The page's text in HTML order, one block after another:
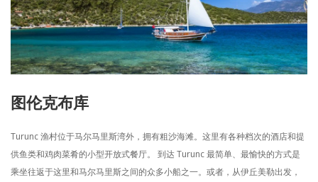
图伦克布库
Turunc 渔村位于马尔马里斯湾外，拥有粗沙海滩。这里有各种档次的酒店和提
供鱼类和鸡肉菜肴的小型开放式餐厅。 到达 Turunc 最简单、最愉快的方式是
乘坐往返于这里和马尔马里斯之间的众多小船之一。或者，从伊丘美勒出发，